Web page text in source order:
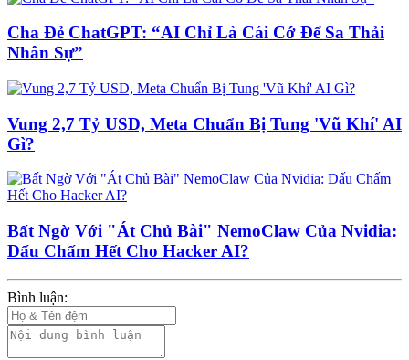
Cha Đẻ ChatGPT: “AI Chỉ Là Cái Cớ Để Sa Thải
Nhân Sự”
Vung 2,7 Tỷ USD, Meta Chuẩn Bị Tung 'Vũ Khí' AI
Gì?
Bất Ngờ Với "Át Chủ Bài" NemoClaw Của Nvidia:
Dấu Chấm Hết Cho Hacker AI?
Bình luận: